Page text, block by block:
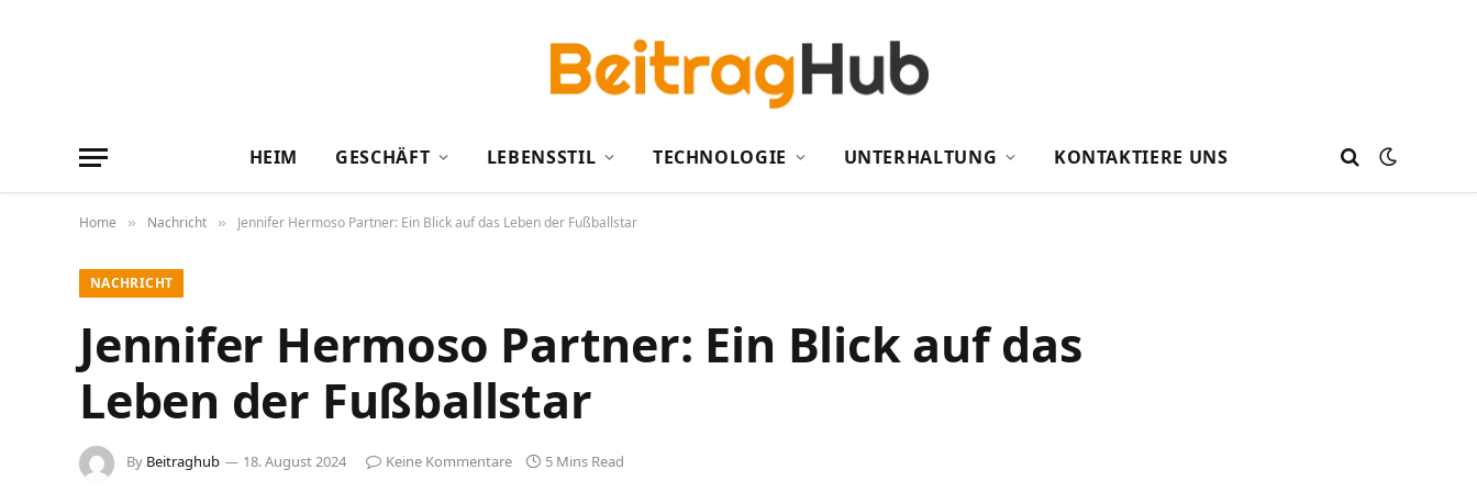
HEIM GESCHÄFT LEBENSSTIL TECHNOLOGIE UNTERHALTUNG KONTAKTIERE UNS
Home » Nachricht » Jennifer Hermoso Partner: Ein Blick auf das Leben der Fußballstar
NACHRICHT
Jennifer Hermoso Partner: Ein Blick auf das
Leben der Fußballstar
By Beitraghub 18. August 2024 Keine Kommentare 5 Mins Read